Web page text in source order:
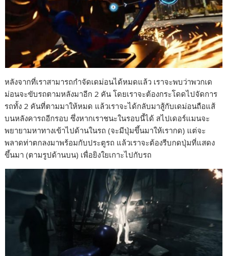
หลังจากที่เราสามารถกำจัดเดม่อนได้หมดแล้ว เราจะพบว่าพวกเด
ม่อนจะขับรถตามหลังมาอีก 2 คัน โดยเราจะต้องกระโดดไปจัดการ
รถทั้ง 2 คันที่ตามมาให้หมด แล้วเราจะได้กลับมาสู้กับเดม่อนถือแส้
บนหลังคารถอีกรอบ ซึ่งหากเราชนะในรอบนี้ได้ สไปเดอร์แมนจะ
พยายามหาทางเข้าไปด้านในรถ (จะมีปุ่มขึ้นมาให้เรากด) แต่จะ
พลาดท่าตกลงมาพร้อมกับประตูรถ แล้วเราจะต้องรีบกดปุ่มที่แสดง
ขึ้นมา (ตามรูปด้านบน) เพื่อยิงใยเกาะไปกับรถ